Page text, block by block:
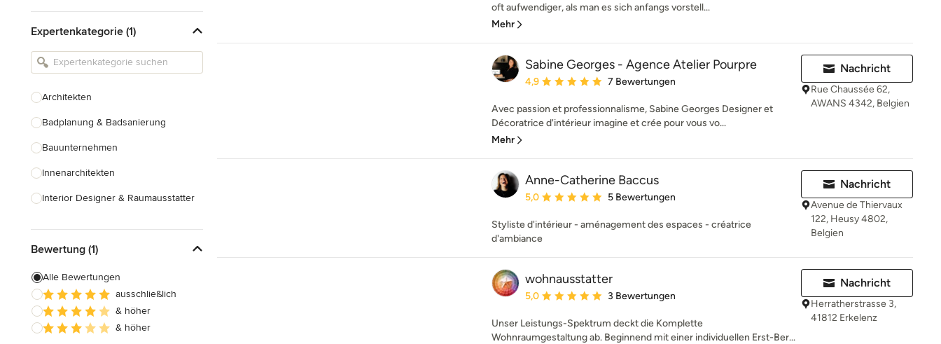
Expertenkategorie (1)
Architekten
Badplanung & Badsanierung
Bauunternehmen
Innenarchitekten
Interior Designer & Raumausstatter
Landschaftsarchitekten
Armaturen & Sanitärbedarf
Beleuchtung
Einbauschränke
Bewertung (1)
Alle Bewertungen
ausschließlich
& höher
& höher
oft aufwendiger, als man es sich anfangs vorstell...
Mehr
Sabine Georges - Agence Atelier Pourpre
Durchschnittliche Bewertung: 4.9 von 5 Sternen
4,9 7 Bewertungen
Avec passion et professionnalisme, Sabine Georges Designer et
Décoratrice d'intérieur imagine et crée pour vous vo...
Mehr
Nachricht
Rue Chaussée 62,
AWANS 4342, Belgien
Anne-Catherine Baccus
Durchschnittliche Bewertung: 5 von 5 Sternen
5,0 5 Bewertungen
Styliste d'intérieur - aménagement des espaces - créatrice
d'ambiance
Nachricht
Avenue de Thiervaux
122, Heusy 4802,
Belgien
wohnausstatter
Durchschnittliche Bewertung: 5 von 5 Sternen
5,0 3 Bewertungen
Unser Leistungs-Spektrum deckt die Komplette
Wohnraumgestaltung ab. Beginnend mit einer individuellen Erst-Ber...
Nachricht
Herratherstrasse 3,
41812 Erkelenz